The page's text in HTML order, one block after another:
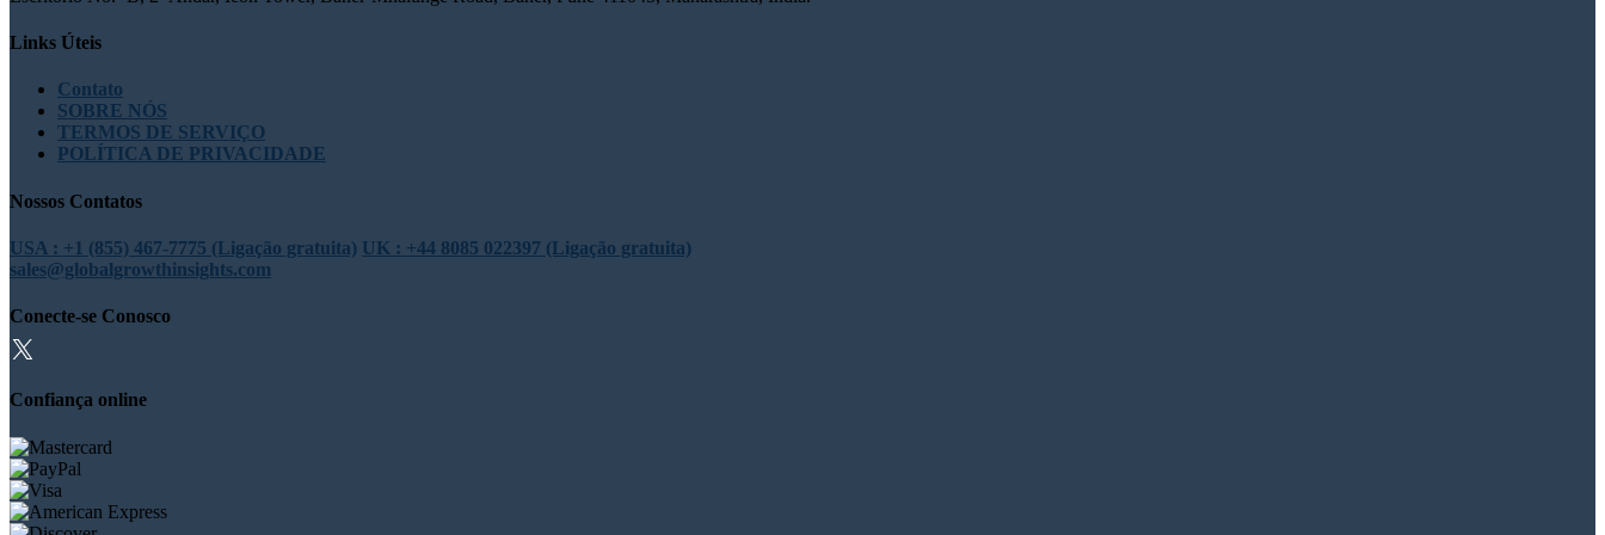
Links Úteis
Contato
SOBRE NÓS
TERMOS DE SERVIÇO
POLÍTICA DE PRIVACIDADE
Nossos Contatos
USA : +1 (855) 467-7775 (Ligação gratuita) UK : +44 8085 022397 (Ligação gratuita)
sales@globalgrowthinsights.com
Conecte-se Conosco
Confiança online